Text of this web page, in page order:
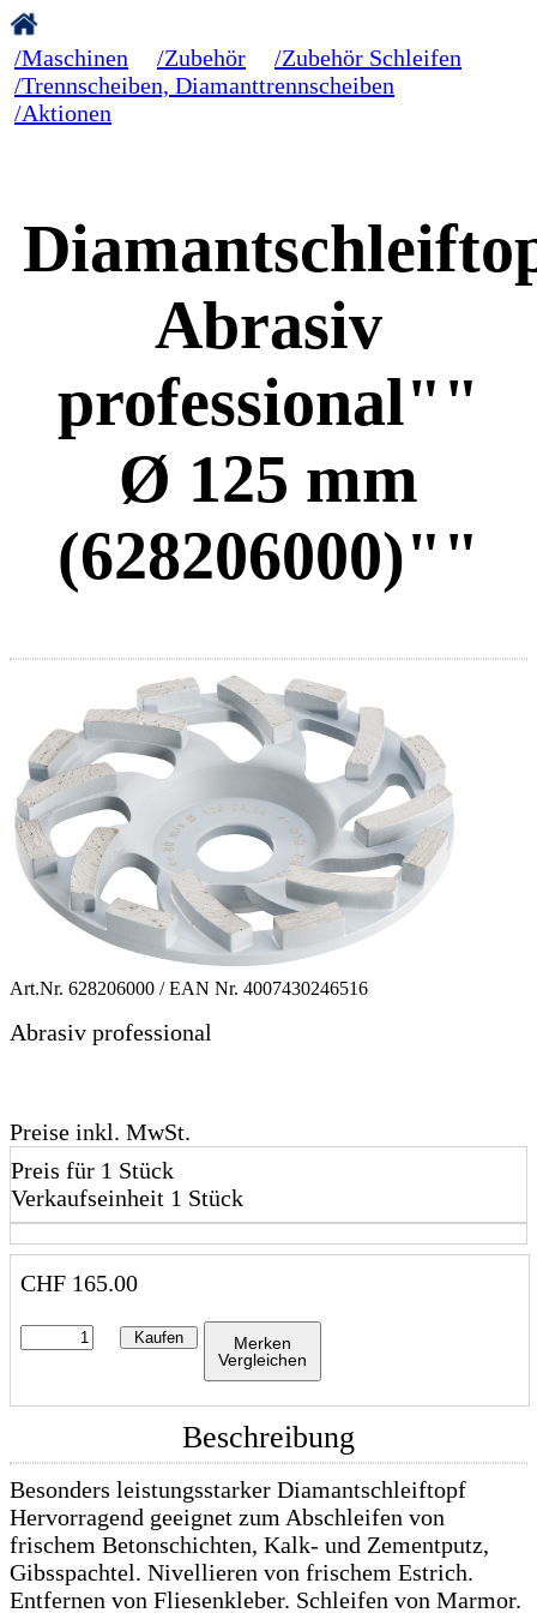
/Maschinen /Zubehör
/Zubehör Schleifen
/Trennscheiben, Diamanttrennscheiben
/Aktionen
Abrasiv
professional""
Ø 125 mm
(628206000)""
Art.Nr. 628206000 / EAN Nr. 4007430246516
Abrasiv professional
Preise inkl. MwSt.
Preis für 1 Stück
Verkaufseinheit 1 Stück
CHF 165.00
Kaufen
Merken
Vergleichen
Beschreibung
Besonders leistungsstarker Diamantschleiftopf
Hervorragend geeignet zum Abschleifen von
frischem Betonschichten, Kalk- und Zementputz,
Gibsspachtel. Nivellieren von frischem Estrich.
Entfernen von Fliesenkleber. Schleifen von Marmor.